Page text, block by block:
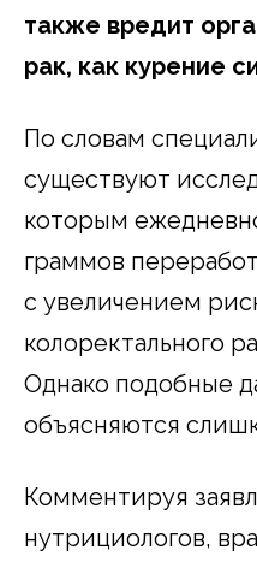
также вредит
рак, как курение
По словам
существуют
которым
граммов
с увеличением
колоректального
Однако подобные
объясняются
Комментируя
нутрициологов,